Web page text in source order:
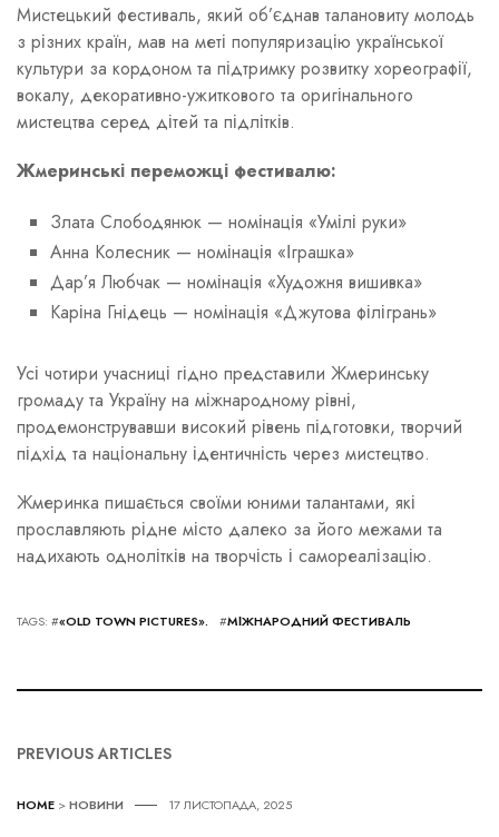
Мистецький фестиваль, який об’єднав талановиту молодь
з різних країн, мав на меті популяризацію української
культури за кордоном та підтримку розвитку хореографії,
вокалу, декоративно-ужиткового та оригінального
мистецтва серед дітей та підлітків.
Жмеринські переможці фестивалю:
Злата Слободянюк — номінація «Умілі руки»
Анна Колесник — номінація «Іграшка»
Дар’я Любчак — номінація «Художня вишивка»
Каріна Гнідець — номінація «Джутова філігрань»
Усі чотири учасниці гідно представили Жмеринську
громаду та Україну на міжнародному рівні,
продемонструвавши високий рівень підготовки, творчий
підхід та національну ідентичність через мистецтво.
Жмеринка пишається своїми юними талантами, які
прославляють рідне місто далеко за його межами та
надихають однолітків на творчість і самореалізацію.
TAGS: #«OLD TOWN PICTURES». #МІЖНАРОДНИЙ ФЕСТИВАЛЬ
PREVIOUS ARTICLES
HOME >НОВИНИ 17 ЛИСТОПАДА, 2025